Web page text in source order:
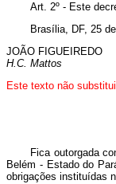
Art. 2º - Este
Brasília, DF, 25
JOÃO FIGUEIREDO
H.C. Mattos
Este texto não
Fica outorgada
Belém - Estado do
obrigações instituídas